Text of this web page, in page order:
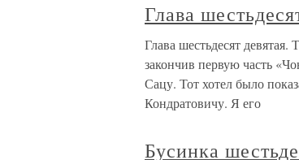
Глава
Глава шестьдесят
закончив первую часть
Сацу. Тот хотел было
Кондратовичу. Я его
Бусинка